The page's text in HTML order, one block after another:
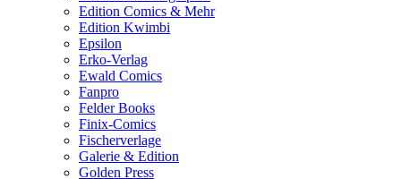
Edition Comics & Mehr
Edition Kwimbi
Epsilon
Erko-Verlag
Ewald Comics
Fanpro
Felder Books
Finix-Comics
Fischerverlage
Galerie & Edition
Golden Press